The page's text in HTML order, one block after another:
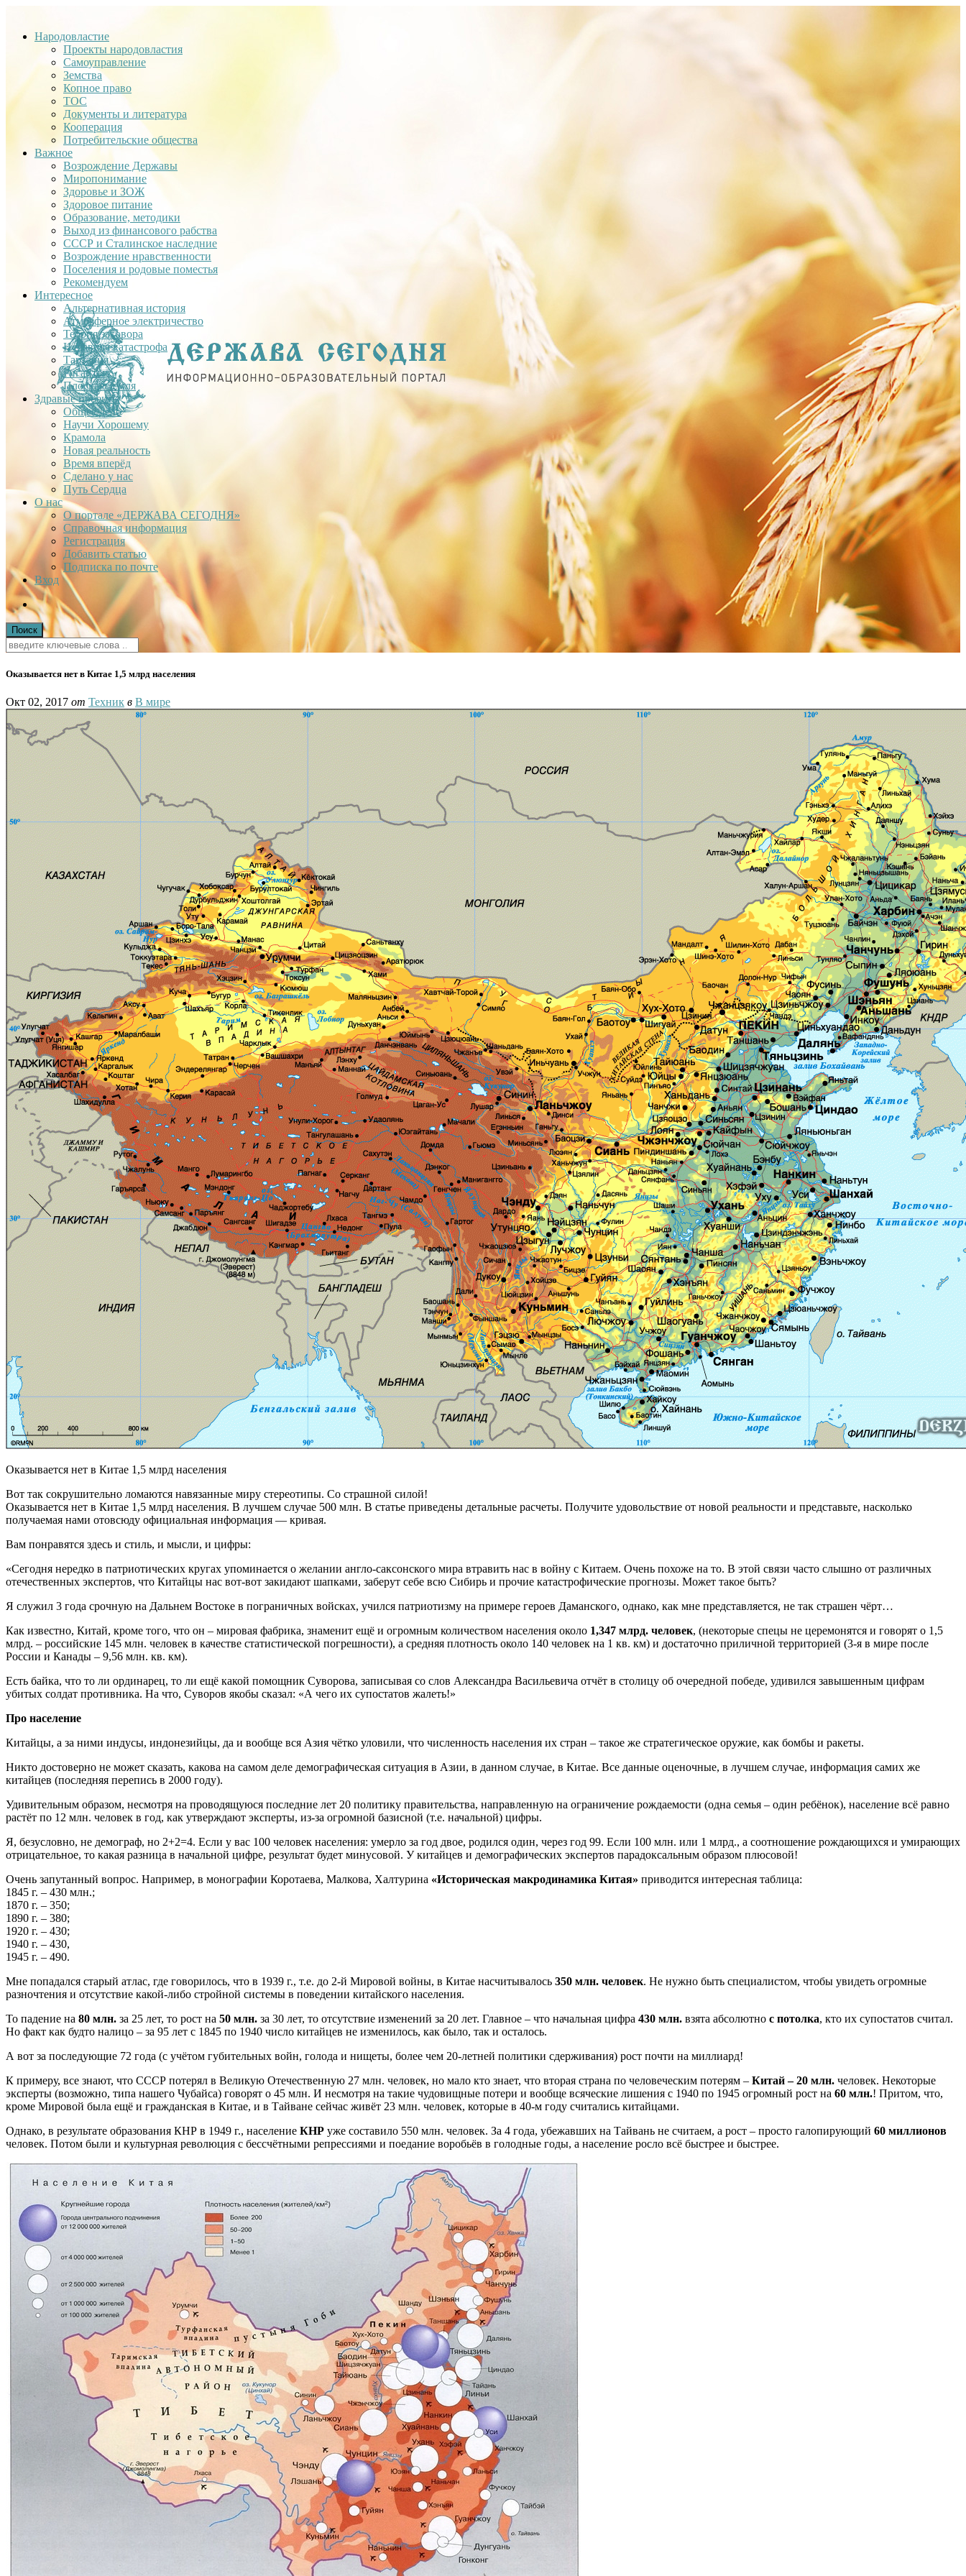
Народовластие
Проекты народовластия
Самоуправление
Земства
Копное право
ТОС
Документы и литература
Кооперация
Потребительские общества
Важное
Возрождение Державы
Миропонимание
Здоровье и ЗОЖ
Здоровое питание
Образование, методики
Выход из финансового рабства
СССР и Сталинское наследние
Возрождение нравственности
Поселения и родовые поместья
Рекомендуем
Интересное
Альтернативная история
Атмосферное электричество
Теория заговора
Недавняя катастрофа
Тартария
Гиганты
Плоская Земля
Здравые проекты
Общее дело
Научи Хорошему
Крамола
Новая реальность
Время вперёд
Сделано у нас
Путь Сердца
О нас
О портале «ДЕРЖАВА СЕГОДНЯ»
Справочная информация
Регистрация
Добавить статью
Подписка по почте
Вход
Оказывается нет в Китае 1,5 млрд населения
Окт 02, 2017 от Техник в В мире
Оказывается нет в Китае 1,5 млрд населения
Вот так сокрушительно ломаются навязанные миру стереотипы. Со страшной силой!
Оказывается нет в Китае 1,5 млрд населения. В лучшем случае 500 млн. В статье приведены детальные расчеты. Получите удовольствие от новой реальности и представьте, насколько
получаемая нами отовсюду официальная информация — кривая.
Вам понравятся здесь и стиль, и мысли, и цифры:
«Сегодня нередко в патриотических кругах упоминается о желании англо-саксонского мира втравить нас в войну с Китаем. Очень похоже на то. В этой связи часто слышно от различных
отечественных экспертов, что Китайцы нас вот-вот закидают шапками, заберут себе всю Сибирь и прочие катастрофические прогнозы. Может такое быть?
Я служил 3 года срочную на Дальнем Востоке в пограничных войсках, учился патриотизму на примере героев Даманского, однако, как мне представляется, не так страшен чёрт…
Как известно, Китай, кроме того, что он – мировая фабрика, знаменит ещё и огромным количеством населения около 1,347 млрд. человек, (некоторые спецы не церемонятся и говорят о 1,5
млрд. – российские 145 млн. человек в качестве статистической погрешности), а средняя плотность около 140 человек на 1 кв. км) и достаточно приличной территорией (3-я в мире после
России и Канады – 9,56 млн. кв. км).
Есть байка, что то ли ординарец, то ли ещё какой помощник Суворова, записывая со слов Александра Васильевича отчёт в столицу об очередной победе, удивился завышенным цифрам
убитых солдат противника. На что, Суворов якобы сказал: «А чего их супостатов жалеть!»
Про население
Китайцы, а за ними индусы, индонезийцы, да и вообще вся Азия чётко уловили, что численность населения их стран – такое же стратегическое оружие, как бомбы и ракеты.
Никто достоверно не может сказать, какова на самом деле демографическая ситуация в Азии, в данном случае, в Китае. Все данные оценочные, в лучшем случае, информация самих же
китайцев (последняя перепись в 2000 году).
Удивительным образом, несмотря на проводящуюся последние лет 20 политику правительства, направленную на ограничение рождаемости (одна семья – один ребёнок), население всё равно
растёт по 12 млн. человек в год, как утверждают эксперты, из-за огромной базисной (т.е. начальной) цифры.
Я, безусловно, не демограф, но 2+2=4. Если у вас 100 человек населения: умерло за год двое, родился один, через год 99. Если 100 млн. или 1 млрд., а соотношение рождающихся и умирающих
отрицательное, то какая разница в начальной цифре, результат будет минусовой. У китайцев и демографических экспертов парадоксальным образом плюсовой!
Очень запутанный вопрос. Например, в монографии Коротаева, Малкова, Халтурина «Историческая макродинамика Китая» приводится интересная таблица:
1845 г. – 430 млн.;
1870 г. – 350;
1890 г. – 380;
1920 г. – 430;
1940 г. – 430,
1945 г. – 490.
Мне попадался старый атлас, где говорилось, что в 1939 г., т.е. до 2-й Мировой войны, в Китае насчитывалось 350 млн. человек. Не нужно быть специалистом, чтобы увидеть огромные
разночтения и отсутствие какой-либо стройной системы в поведении китайского населения.
То падение на 80 млн. за 25 лет, то рост на 50 млн. за 30 лет, то отсутствие изменений за 20 лет. Главное – что начальная цифра 430 млн. взята абсолютно с потолка, кто их супостатов считал.
Но факт как будто налицо – за 95 лет с 1845 по 1940 число китайцев не изменилось, как было, так и осталось.
А вот за последующие 72 года (с учётом губительных войн, голода и нищеты, более чем 20-летней политики сдерживания) рост почти на миллиард!
К примеру, все знают, что СССР потерял в Великую Отечественную 27 млн. человек, но мало кто знает, что вторая страна по человеческим потерям – Китай – 20 млн. человек. Некоторые
эксперты (возможно, типа нашего Чубайса) говорят о 45 млн. И несмотря на такие чудовищные потери и вообще всяческие лишения с 1940 по 1945 огромный рост на 60 млн.! Притом, что,
кроме Мировой была ещё и гражданская в Китае, и в Тайване сейчас живёт 23 млн. человек, которые в 40-м году считались китайцами.
Однако, в результате образования КНР в 1949 г., население КНР уже составило 550 млн. человек. За 4 года, убежавших на Тайвань не считаем, а рост – просто галопирующий 60 миллионов
человек. Потом были и культурная революция с бессчётными репрессиями и поедание воробьёв в голодные годы, а население росло всё быстрее и быстрее.